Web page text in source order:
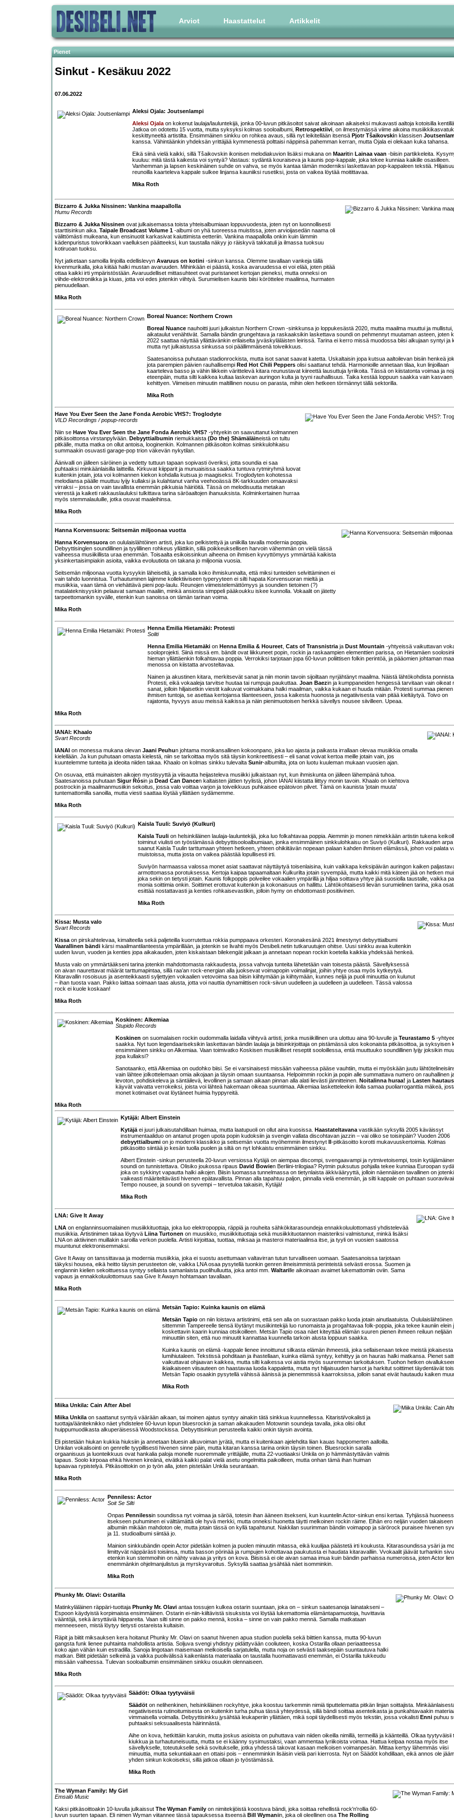
Arviot Haastattelut Artikkelit
Pienet
Sinkut - Kesäkuu 2022
07.06.2022
Aleksi Ojala: Joutsenlampi
Aleksi Ojalaon kokenut laulaja/lauluntekijä, jonka 00-luvun pitkäsoitot saivat aikoinaan aikaiseksi mukavasti aaltoja kotoisilla
Jatkoa on odotettu 15 vuotta, mutta syksyksi kolmas sooloalbumi, Retrospektiivi, on ilmestymässä viime aikoina
keskittyneeltä artistilta. Ensimmäinen sinkku on rohkea avaus, sillä nyt leikitellään itsensä Pjotr Tšaikovskin klassisen
kanssa. Vähintäänkin yhdeksän yrittäjää kymmenestä polttaisi näppinsä pahemman kerran, mutta Ojala ei olekaan kuka tahansa.
Eikä siinä vielä kaikki, sillä Tšaikovskin ikonisen melodiakuvion lisäksi mukana on Maaritin Lainaa vaan -biisin partikkeleita.
kuuluu: mitä tästä kaikesta voi syntyä? Vastaus: sydäntä kouraiseva ja kaunis pop-kappale, joka tekee kunniaa kaikille osasilleen.
Vanhemman ja lapsen keskinäinen suhde on vahva, se myös kantaa tämän moderniksi laskettavan pop-kappaleen tekstiä.
reunoilla kaarteleva kappale sulkee linjansa kauniiksi rusetiksi, josta on vaikea löytää moitittavaa.
Mika Roth
Bizzarro & Jukka Nissinen: Vankina maapallolla
Humu Records
Bizzarro & Jukka Nissinen ovat julkaisemassa toista yhteisalbumiaan loppuvuodesta, joten nyt on luonnollisesti
starttisinkun aika. Taipale Broadcast Volume 1 -albumi on yhä tuoreessa muistissa, joten arvioijasedän naama oli
välittömästi muikeana, kun ensinuotit karkasivat kaiuttimista eetteriin. Vankina maapallolla onkin kuin lämmin
kädenpuristus toivorikkaan vaelluksen päätteeksi, kun taustalla näkyy jo räiskyvä takkatuli ja ilmassa tuoksuu
kotiruoan tuoksu.
Nyt jatketaan samoilla linjoilla edellislevyn Avaruus on kotini -sinkun kanssa. Olemme tavallaan vankeja tällä
kivenmurikalla, joka kiitää halki mustan avaruuden. Mihinkään ei päästä, koska avaruudessa ei voi elää, joten pitää
ottaa kaikki irti ympäristöstään. Avaruudelliset mittasuhteet ovat puristaneet kertojan pieneksi, mutta onneksi on
viihde-elektroniikka ja kiuas, jotta voi edes jotenkin viihtyä. Surumielisen kaunis biisi köröttelee maaliinsa, hurmaten
pienuudellaan.
Mika Roth
Boreal Nuance: Northern Crown
Boreal Nuance nauhoitti juuri julkaistun Northern Crown -sinkkunsa jo loppukesästä 2020, mutta maailma muuttui ja mullistui,
aikataulut venähtivät. Samalla bändin grungehtava ja raskaaksikin laskettava soundi on pehmennyt muutaman asteen, joten
2022 saattaa näyttää yllättävänkin erilaiselta jyväskyläläisten leirissä. Tarina ei kerro missä muodossa biisi alkujaan syntyi ja
mutta nyt julkaistussa sinkussa soi päällimmäisenä toiveikkuus.
Saatesanoissa puhutaan stadionrockista, mutta isot sanat saavat katetta. Uskaltaisin jopa kutsua aaltoilevan bisiin henkeä
jota parempien päivien rauhallisempi Red Hot Chili Peppers olisi saattanut tehdä. Harmonioille annetaan tilaa, kun linjoillaan
kaarteleva basso ja vähin liikkein värittelevä kitara reunustavat kiireettä lausuttuja lyriikoita. Tässä on kiistatonta voimaa ja
eteenpäin, mutta silti kaikkea kultaa laskevan auringon kulta ja tyyni rauhallisuus. Taika kestää loppuun saakka vain kasvaen
kehittyen. Viimeisen minuutin maltillinen nousu on parasta, mihin olen hetkeen törmännyt tällä sektorilla.
Mika Roth
Have You Ever Seen the Jane Fonda Aerobic VHS?: Troglodyte
VILD Recordings / popup-records
Niin se Have You Ever Seen the Jane Fonda Aerobic VHS? -yhtyekin on saavuttanut kolmannen
pitkäsoittonsa virstanpylvään. Debyyttialbumin riemukkaista (Do the) Shämäläineistä on tultu
pitkälle, mutta matka on ollut antoisa, looginenkin. Kolmannen pitkäsoiton kolmas sinkkulohkaisu
summaakin osuvasti garage-pop trion väkevän nykytilan.
Äänivalli on jälleen säröinen ja vedetty tuttuun tapaan sopivasti överiksi, jotta soundia ei saa
puhtaaksi minkäänlaisilla laitteilla. Kirkuvat kiipparit ja munuaisissa saakka tuntuva rytmiryhmä luovat
kuitenkin jotain, jota voi kolmannen kiekon kohdalla kutsua jo maagiseksi. Troglodyten kohotessa
melodiansa päälle muuttuu lyijy kullaksi ja kulahtanut vanha veehooässä 8K-tarkkuuden omaavaksi
virraksi – jossa on vain tavallista enemmän pikkuisia häiriöitä. Tässä on melodisuutta metakan
vierestä ja kaiketi rakkauslauluksi tulkittava tarina säröaaltojen ihanuuksista. Kolminkertainen hurraa
myös stemmalauluille, jotka osuvat maaleihinsa.
Mika Roth
Hanna Korvensuora: Seitsemän miljoonaa vuotta
Hanna Korvensuora on oululaislähtöinen artisti, joka luo pelkistettyä ja uniikilla tavalla modernia poppia.
Debyyttisinglen soundillinen ja tyylillinen rohkeus yllättikin, sillä poikkeuksellisen harvoin vähemmän on vielä tässä
vaiheessa musiikillista uraa enemmän. Toisaalta esikoissinkun aiheena on ihmisen kyvyttömyys ymmärtää kaikista
yksinkertaisimpiakin asioita, vaikka evoluutiota on takana jo miljoonia vuosia.
Seitsemän miljoonaa vuotta kysyykin läheiseltä, ja samalla koko ihmiskunnalta, että miksi tunteiden selvittäminen ei
vain tahdo luonnistua. Turhautuminen lajimme kollektiiviseen typeryyteen ei silti hapata Korvensuoran mieltä ja
musiikkia, vaan tämä on viehättävä pieni pop-laulu. Reunojen viimeistelemättömyys ja soundien tietoinen (?)
matalateknisyyskin pelaavat samaan maaliin, minkä ansiosta simppeli pääkoukku iskee kunnolla. Vokaalit on jätetty
tarpeettomankin syvälle, etenkin kun sanoissa on tämän tarinan voima.
Mika Roth
Henna Emilia Hietamäki: Protesti
Soliti
Henna Emilia Hietamäki on Henna Emilia & Houreet Cats of Transnistria ja Dust Mountain -yhtyeissä vaikuttavan
sooloprojekti. Siinä missä em. bändit ovat liikkuneet popin, rockin ja raskaampien elementtien parissa, on Hietamäen
hieman yllättäenkin folkahtavaa poppia. Verrokiksi tarjotaan jopa 60-luvun poliittisen folkin perintöä, ja pääomien johtaman
menossa on kiistatta arvosteltavaa.
Nainen ja akustinen kitara, merkitsevät sanat ja niin monin tavoin sijoiltaan nyrjähtänyt maailma. Näistä lähtökohdista
Protesti, eikä vokaaleja tarvitse huutaa tai rumpuja paukuttaa. Joan Baezin ja kumppaneiden hengessä tarvitaan vain oikeat
sanat, jolloin hiljaisetkin viestit kaikuvat voimakkaina halki maailman, vaikka kukaan ei huuda mitään. Protesti summaa pienen
ihmisen tuntoja, se asettaa kertojansa tilanteeseen, jossa kaikesta huonosta ja negatiivisesta vain pitää kieltäytyä. Toivo on
rajatonta, hyvyys asuu meissä kaikissa ja näin pienimuotoisen herkkä sävellys nousee siivilleen. Upeaa.
Mika Roth
IANAI: Khaalo
Svart Records
IANAI on monessa mukana olevan Jaani Peuhun johtama monikansallinen kokoonpano, joka luo ajasta ja paikasta irrallaan olevaa musiikkia omalla
kielellään. Ja kun puhutaan omasta kielestä, niin se tarkoittaa myös sitä täysin konkreettisesti – eli sanat voivat kertoa meille jotain vain, jos
kuuntelemme tunteita ja ideoita niiden takaa. Khaalo on kolmas sinkku tulevalta Sunir-albumilta, jota on luotu kuuleman mukaan vuosien ajan.
On osuvaa, että muinaisten aikojen mystisyyttä ja viisautta heijasteleva musiikki julkaistaan nyt, kun ihmiskunta on jälleen lähempänä tuhoa.
Saatesanoissa puhutaan Sigur Rósin ja Dead Can Dancen kaltaisten jättien tyylistä, johon IANAI kiistatta liittyy monin tavoin. Khaalo on kiehtova
postrockin ja maailmanmusiikin sekoitus, jossa valo voittaa varjon ja toiveikkuus puhkaisee epätoivon pilvet. Tämä on kaunista ’jotain muuta’
tuntemattomilla sanoilla, mutta viesti saattaa löytää yllättäen sydämemme.
Mika Roth
Kaisla Tuuli: Suviyö (Kulkuri)
Kaisla Tuuli on helsinkiläinen laulaja-lauluntekijä, joka luo folkahtavaa poppia. Aiemmin jo monen nimekkään artistin tukena
toiminut viulisti on työstämässä debyyttisooloalbumiaan, jonka ensimmäinen sinkkulohkaisu on Suviyö (Kulkuri). Rakkauden arpa
saanut Kaisla Tuulin tarttumaan yhteen hetkeen, yhteen ohikiitävän nopeaan palaan kahden ihmisen elämässä, johon voi palata
muistoissa, mutta josta on vaikea päästää lopullisesti irti.
Suviyön harmaassa valossa monet asiat saattavat näyttäytyä toisenlaisina, kuin vaikkapa keksipäivän auringon kaiken
armottomassa porotuksessa. Kertoja kaipaa tapaamaltaan Kulkurilta jotain syvempää, mutta kaikki mitä käteen jää on hetken
joka sekin on tietysti jotain. Kaunis folkpoppis polveilee vokaalien ympärillä ja hiljaa soittava yhtye jää suosiolla taustalle, vaikka
monia soittimia onkin. Soittimet erottuvat kuitenkin ja kokonaisuus on hallittu. Lähtökohtaisesti lievän surumielinen tarina, joka
esittää nostattavasti ja kenties rohkaisevastikin, jolloin hymy on ehdottomasti positiivinen.
Mika Roth
Kissa: Musta valo
Svart Records
Kissa on pirskahtelevaa, kimalteella sekä paljeteilla kuorrutettua rokkia pumppaava orkesteri. Koronakesänä 2021 ilmestynyt debyyttialbumi
Vaarallinen bändi kärsi maailmantilanteesta ympärillään, ja jotenkin se livahti myös Desibeli.netin tutkaruutujen ohitse. Uusi sinkku avaa kuitenkin
uuden luvun, vuoden ja kenties jopa aikakauden, joten kiskaistaan bilekengät jalkaan ja annetaan nopean rockin koetella kaikkia yhdeksää henkeä.
Musta valo on ymmärtääkseni tarina jotenkin mahdottomasta rakkaudesta, jossa vahvoja tunteita lähetetään vain toisesta päästä. Sävellyksessä
on aivan naurettavat määrät tarttumapintaa, sillä raa’an rock-energian alla juoksevat voimapopin voimalinjat, joihin yhtye osaa myös kytkeytyä.
Kitaravallin rosoisuus ja asenteikkaasti syljettyjen vokaalien vetovoima saa biisin kiihtymään ja kiihtymään, kunnes neljä ja puoli minuuttia on kulunut
– ihan tuosta vaan. Pakko laittaa soimaan taas alusta, jotta voi nauttia dynamiittisen rock-siivun uudelleen ja uudelleen ja uudelleen. Tässä valossa
rock ei kuole koskaan!
Mika Roth
Koskinen: Alkemiaa
Stupido Records
Koskinen on suomalaisen rockin oudommalla laidalla viihtyvä artisti, jonka musiikillinen ura ulottuu aina 90-luvulle ja Teurastamo 5 -
saakka. Nyt tuon legendaariseksikin laskettavan bändin laulaja ja biisinkirjoittaja on pistämässä ulos kokonaista pitkäsoittoa, ja syksyisen
ensimmäinen sinkku on Alkemiaa. Vaan toimivatko Koskisen musiikilliset reseptit sooloillessa, entä muuttuuko soundillinen lyijy joksikin
jopa kullaksi?
Sanotaanko, että Alkemiaa on oudohko biisi. Se ei varsinaisesti missään vaiheessa pääse vauhtiin, mutta ei myöskään juutu
vain lähtee jolkottelemaan omia aikojaan ja täysin omaan suuntaansa. Helpoimmin rockin ja popin alle summattava numero on rauhallinen
levoton, pohdiskeleva ja säntäilevä, levollinen ja samaan aikaan pinnan alla alati lievästi jännitteinen. Noitalinna huraa! ja Lasten
käyvät vaivatta verrokeiksi, joista voi lähteä hakemaan oikeaa suuntimaa. Alkemiaa lasketteleekin ilolla samaa puoliarroganttia mäkeä,
monet kotimaiset ovat löytäneet huimia hyppyreitä.
Mika Roth
Kytäjä: Albert Einstein
Kytäjä ei juuri julkaisutahdillaan huimaa, mutta laatupuoli on ollut aina kuosissa. Haastateltavana vastikään syksyllä 2005 käväissyt
instrumentaaliduo on antanut progen upota popin kudoksiin ja svengin vallata discohtavan jazzin – vai oliko se toisinpäin? Vuoden 2006
debyyttialbumi on jo moderni klassikko ja seitsemän vuotta myöhemmin ilmestynyt II-pitkäsoitto korotti mukavuuskertoimia. Kolmas
pitkäsoitto siintää jo kesän tuolla puolen ja siltä on nyt lohkaistu ensimmäinen sinkku.
Albert Einstein -sinkun perusteella 20-luvun versiossa Kytäjä on aiempaa discompi, svengaavampi ja rytmivetoisempi, tosin
soundi on tunnistettava. Olisiko joukossa ripaus David Bowien Berliini-trilogiaa? Rytmin puksutus pohjalla tekee kunniaa Euroopan
joka on sykkinyt vapautta halki aikojen. Biisin luomassa tunnelmassa on tietynlaista äkkivääryyttä, jolloin näennäisen tavallinen on
vaikeasti määriteltävästi hivenen epätavallista. Pinnan alla tapahtuu paljon, pinnalla vielä enemmän, ja silti kappale on puhtaan
Tempo nousee, ja soundi on syvempi – tervetuloa takaisin, Kytäjä!
Mika Roth
LNA: Give It Away
LNA on englanninsuomalainen musiikkituottaja, joka luo elektropoppia, räppiä ja rouheita sähkökitarasoundeja ennakkoluulottomasti yhdistelevää
musiikkia. Artistinimen takaa löytyvä Liina Turtonen on muusikko, musiikkituottaja sekä musiikkituotannon maisteriksi valmistunut, minkä lisäksi
LNA on aktiivinen muillakin saroilla verkon puolella. Artisti kirjoittaa, tuottaa, miksaa ja masteroi materiaalinsa itse, ja tyyli on vuosien saatossa
muuntunut elektronisemmaksi.
Give It Away on tanssittavaa ja modernia musiikkia, joka ei suostu asettumaan valtavirran tutun turvalliseen uomaan. Saatesanoissa tarjotaan
täkyksi housea, eikä heitto täysin perusteeton ole, vaikka LNA osaa pysytellä tuonkin genren ilmeisimmistä perinteistä selvästi erossa. Suomen ja
englannin kielien sekoittuessa syntyy sellaista samanlaista puolihulluutta, joka antoi mm. Waltarille aikoinaan avaimet lukemattomiin oviin. Sama
vapaus ja ennakkoluulottomuus saa Give It Awayn hohtamaan tavallaan.
Mika Roth
Metsän Tapio: Kuinka kaunis on elämä
Metsän Tapio on niin loistava artistinimi, että sen alla on suorastaan pakko luoda jotain ainutlaatuista. Oululaislähtöinen
sittemmin Tampereelle tiensä löytänyt musiikintekijä luo runomaista ja progahtavaa folk-poppia, joka tekee kauniin elein
koskettavin kaarin kunniaa otsikoilleen. Metsän Tapio osaa näet kiteyttää elämän suuren pienen ihmeen reiluun neljään
minuuttiin siten, että nuo minuutit kannattaa kuunnella tarkoin alusta loppuun saakka.
Kuinka kaunis on elämä -kappale lienee innoittunut silkasta elämän ihmeestä, joka sellaisenaan tekee meistä jokaisesta
lumihiutaleen. Tekstissä pohditaan ja ihastellaan, kuinka elämä syntyy, kehittyy ja on hauras halki matkansa. Pienet
vaikuttavat ohjaavan kaikkea, mutta silti kaikessa voi aistia myös suuremman tarkoituksen. Tuohon hetken
ikiaikaiseen viisauteen on haastavaa luoda kappaletta, mutta nyt hiljaisuuden harsot ja harkitut soittimet täydentävät
Metsän Tapio osaakin pysytellä vähissä äänissä ja pienemmissä kaarroksissa, jolloin sanat eivät hautaudu kaiken
Mika Roth
Miika Unkila: Cain After Abel
Miika Unkila on saattanut syntyä väärään aikaan, tai moinen ajatus syntyy ainakin tätä sinkkua kuunnellessa. Kitaristi/vokalisti ja
tuottaja/ääniteknikko näet yhdistelee 60-luvun lopun bluesrockin ja saman aikakauden Motownin soundeja tavalla, joka olisi ollut
huippumuodikasta alkuperäisessä Woodstockissa. Debyyttisinkun perusteella kaikki onkin täysin avointa.
Eli pistetään hiukan kukkia hiuksiin ja annetaan bluesin alkuvoiman jyrätä, mutta ei kuitenkaan ajelehdita liian kauas happomerten aalloilla.
Unkilan vokalisointi on genrelle tyypillisesti hivenen sinne päin, mutta kitaran kanssa tarina onkin täysin toinen. Bluesrockin saralla
orgaanisuus ja luonteikkuus ovat hankalia paloja monelle nuoremmalle yrittäjälle, mutta 22-vuotiaaksi Unkila on jo hämmästyttävän valmis
tapaus. Soolo kirpoaa ehkä hivenen kireänä, eivätkä kaikki palat vielä asetu ongelmitta paikoilleen, mutta onhan tämä ihan huiman
lupaavaa rypistelyä. Pitkäsoittokin on jo työn alla, joten pistetään Unkila seurantaan.
Mika Roth
Penniless: Actor
Soit Se Silti
Onpas Pennilessin soundissa nyt voimaa ja säröä, totesin ihan ääneen itsekseni, kun kuuntelin Actor-sinkun ensi kertaa. Tyhjässä
itsekseen puhuminen ei välttämättä ole hyvä merkki, mutta onneksi huonetta täytti melkoinen rockin räime. Eihän ero neljän vuoden takaiseen
albumiin mikään mahdoton ole, mutta jotain tässä on kyllä tapahtunut. Nakkilan suurimman bändin voimapop ja särörock puraisee hivenen
ja 11. studioalbumi siintää jo.
Mainion sinkkubändin opein Actor pidetään kolmen ja puolen minuutin mitassa, eikä kuulijaa päästetä irti koukusta. Kitarasoundissa ysäri ja
limittyvät näppärästi toisiinsa, mutta basson pörinää ja rumpujen kohottavaa paukutusta ei haudata kitaravalliin. Vvokaalit jäävät turhankin
etenkin kun stemmoihin on nähty vaivaa ja yritys on kova. Biisissä ei ole aivan samaa imua kuin bändin parhaissa numeroissa, joten Actor
enemmänkin ohjelmanjulistus ja myrskyvaroitus. Syksyllä saattaa jysähtää näet isomminkin.
Mika Roth
Phunky Mr. Olavi: Ostarilla
Matinkyläläinen räppäri-tuottaja Phunky Mr. Olavi antaa tossujen kulkea ostarin suuntaan, joka on – sinkun saatesanoja lainatakseni –
Espoon käydyistä korpimaista ensimmäinen. Ostarin ei-niin-kiiltävistä sisuksista voi löytää lukemattomia elämäntapamuotoja, huvittavia
vääntöjä, sekä ärsyttäviä hiippareita. Vaan silti sinne on pakko mennä, koska – sinne on vain pakko mennä. Samalla matkataan
menneeseen, mistä löytyy tietysti ostareista kultaisin.
Räpit ja biitit miksauksen kera hoitanut Phunky Mr. Olavi on saanut hivenen apua studion puolella sekä biittien kanssa, mutta 90-luvun
gangsta funk lienee puhtainta mahdollista artistia. Soljuva svengi yhdistyy pidättyvään cooliuteen, koska Ostarilla ollaan periaatteessa
koko ajan vähän kuin estradilla. Sanoja lingotaan maisemaan melkoisella sarjatulella, mutta noja on selvästi taaksepäin suuntautuva halki
matkan. Biitit pidetään selkeinä ja vaikka puolivälissä kaikenlaista materiaalia on taustalla huomattavasti enemmän, ei Ostarilla tukkeudu
missään vaiheessa. Tulevan sooloalbumin ensimmäinen sinkku osuukin olennaiseen.
Mika Roth
Säädöt: Olkaa tyytyväisii
Säädöt on nelihenkinen, helsinkiläinen rockyhtye, joka koostuu tarkemmin nimiä tiputtelematta pitkän linjan soittajista.
negatiivisesta rutinoitumisesta on kuitenkin turha puhua tässä yhteydessä, sillä bändi soittaa asenteikasta ja punkahtavaakin
vimmaisella voimalla. Debyyttisinkku jysähtää leukaperiin yllättäen, mikä sopii täydellisesti myös tekstiin, jossa vokalisti Enni puhuu
puhtaaksi seksuaalisesta häirinnästä.
Aihe on kova, hetkittäin karukin, mutta joskus asioista on puhuttava vain niiden oikeilla nimillä, termeillä ja käänteillä. Olkaa tyytyväisii
kiukkua ja turhautuneisuutta, mutta se ei käänny sysimustaksi, vaan ammentaa lyriikoista voimaa. Hattua kelpaa nostaa myös itse
sävellykselle, toteutukselle sekä sovitukselle, jotka yhdessä takovat kasaan melkoisen voimanpesän. Mittaa kertyy lähemmäs viisi
minuuttia, mutta sekuntiakaan en ottaisi pois – ennemminkin lisäisin vielä pari kierrosta. Nyt on Säädöt kohdillaan, eikä annos ole
yhden sinkun kokoiseksi, sillä jatkoa ollaan jo työstämässä.
Mika Roth
The Wyman Family: My Girl
Emsalö Music
Kaksi pitkäsoittoakin 10-luvulla julkaissut The Wyman Family on nimitekijöistä koostuva bändi, joka soittaa rehellistä rock'n'rollia 60-
luvun suurten tapaan. Eli nimen Wyman viitannee tässä tapauksessa itseensä Bill Wymaniin, joka oli oleellinen osa The Rolling